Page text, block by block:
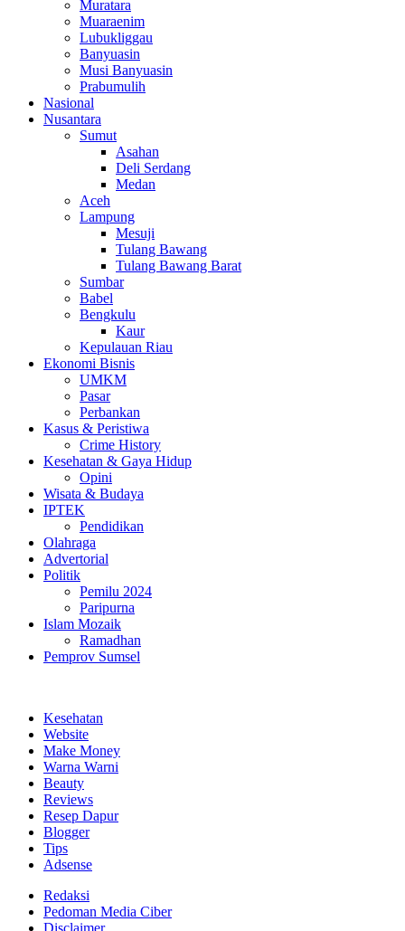
Muratara
Muaraenim
Lubukliggau
Banyuasin
Musi Banyuasin
Prabumulih
Nasional
Nusantara
Sumut
Asahan
Deli Serdang
Medan
Aceh
Lampung
Mesuji
Tulang Bawang
Tulang Bawang Barat
Sumbar
Babel
Bengkulu
Kaur
Kepulauan Riau
Ekonomi Bisnis
UMKM
Pasar
Perbankan
Kasus & Peristiwa
Crime History
Kesehatan & Gaya Hidup
Opini
Wisata & Budaya
IPTEK
Pendidikan
Olahraga
Advertorial
Politik
Pemilu 2024
Paripurna
Islam Mozaik
Ramadhan
Pemprov Sumsel
Kesehatan
Website
Make Money
Warna Warni
Beauty
Reviews
Resep Dapur
Blogger
Tips
Adsense
Redaksi
Pedoman Media Ciber